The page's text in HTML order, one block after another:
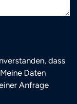
dass
Daten
Anfrage